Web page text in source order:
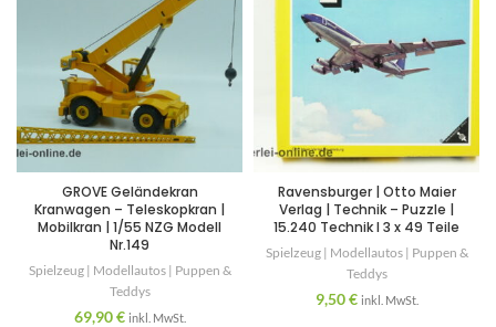
GROVE Geländekran
Kranwagen – Teleskopkran |
Mobilkran | 1/55 NZG Modell
Nr.149
Spielzeug | Modellautos | Puppen &
Teddys
69,90€ inkl. MwSt.
Ravensburger | Otto Maier
Verlag | Technik – Puzzle |
15.240 Technik I 3 x 49 Teile
Spielzeug | Modellautos | Puppen &
Teddys
9,50€ inkl. MwSt.